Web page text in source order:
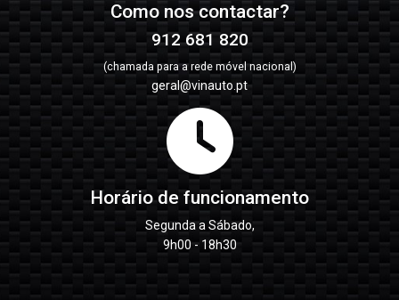
Como nos contactar?
912 681 820
(chamada para a rede móvel nacional)
geral@vinauto.pt
Horário de funcionamento
Segunda a Sábado,
9h00 - 18h30